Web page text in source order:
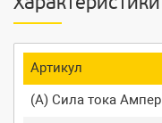
Характеристики
Артикул
(A) Сила тока Ампер